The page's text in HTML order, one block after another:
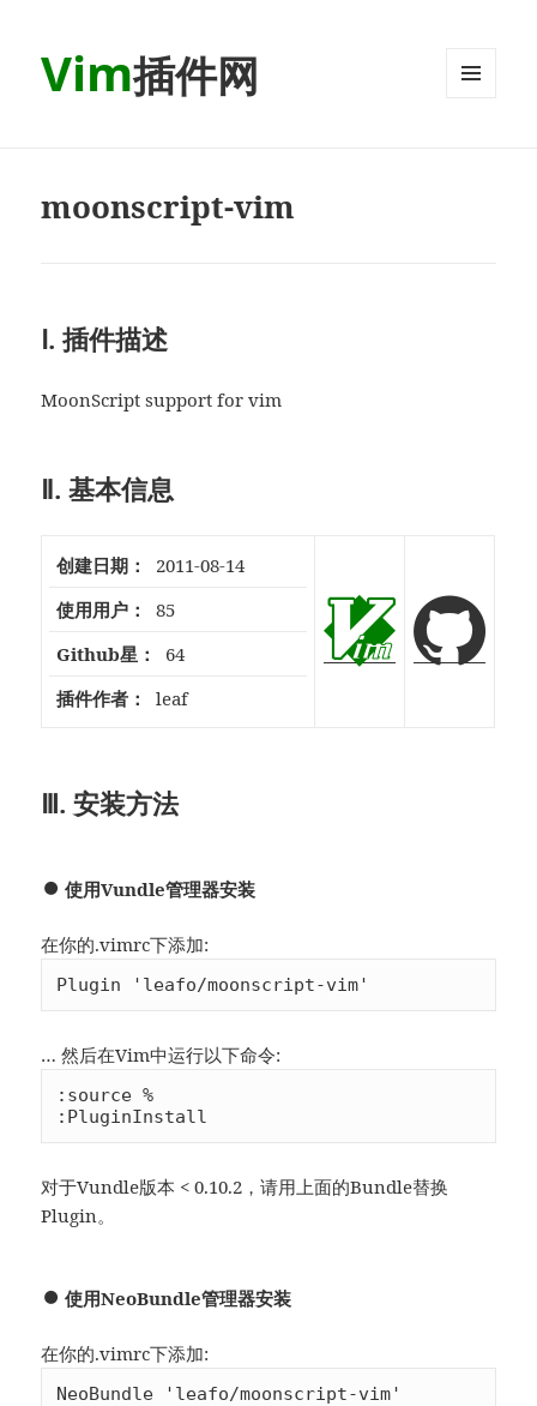
Vim插件网
moonscript-vim
Ⅰ. 插件描述
MoonScript support for vim
Ⅱ. 基本信息
创建日期：
2011-08-14
使用用户：
85
Github星：
64
插件作者：
leaf
Ⅲ. 安装方法
使用Vundle管理器安装
在你的.vimrc下添加:
Plugin 'leafo/moonscript-vim'
… 然后在Vim中运行以下命令:
:source %
:PluginInstall
对于Vundle版本 < 0.10.2，请用上面的Bundle替换
Plugin。
使用NeoBundle管理器安装
在你的.vimrc下添加:
NeoBundle 'leafo/moonscript-vim'